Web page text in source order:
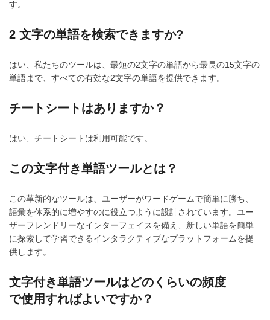
す。
2 文字の単語を検索できますか?
はい、私たちのツールは、最短の2文字の単語から最長の15文字の
単語まで、すべての有効な2文字の単語を提供できます。
チートシートはありますか？
はい、チートシートは利用可能です。
この文字付き単語ツールとは？
この革新的なツールは、ユーザーがワードゲームで簡単に勝ち、
語彙を体系的に増やすのに役立つように設計されています。ユー
ザーフレンドリーなインターフェイスを備え、新しい単語を簡単
に探索して学習できるインタラクティブなプラットフォームを提
供します。
文字付き単語ツールはどのくらいの頻度
で使用すればよいですか？